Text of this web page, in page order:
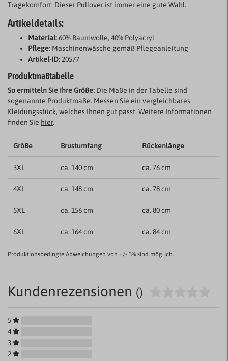
Tragekomfort. Dieser Pullover ist immer eine gute Wahl.
Artikeldetails:
Material:60% Baumwolle, 40% Polyacryl
Pflege: Maschinenwäsche gemäß Pflegeanleitung
Artikel-ID:20577
Produktmaßtabelle
So ermitteln Sie Ihre Größe: Die Maße in der Tabelle sind
sogenannte Produktmaße. Messen Sie ein vergleichbares
Kleidungsstück, welches Ihnen gut passt. Weitere Informationen
finden Sie hier.
Größe Brustumfang Rückenlänge
3XL ca. 140 cm ca. 76 cm
4XL ca. 148 cm ca. 78 cm
5XL ca. 156 cm ca. 80 cm
6XL ca. 164 cm ca. 84 cm
Produktionsbedingte Abweichungen von +/- 3% sind möglich.
Kundenrezensionen ()
5
4
3
2